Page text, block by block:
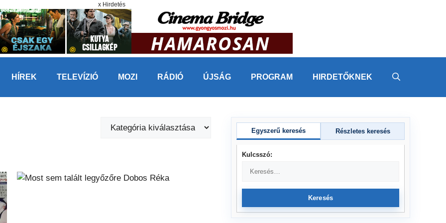
x Hirdetés
HÍREK TELEVÍZIÓ MOZI RÁDIÓ ÚJSÁG PROGRAM HIRDETŐKNEK
Kategóriák
Egyszerű keresés Részletes keresés
Kulcsszó:
Keresés